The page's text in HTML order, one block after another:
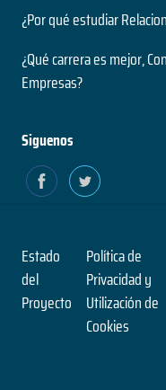
¿Por qué estudiar
¿Qué carrera es mejor,
Empresas?
Siguenos
Estado
del
Proyecto
Política de
Privacidad y
Utilización de
Cookies